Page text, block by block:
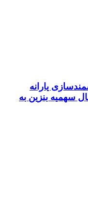
یارانه
سهمیه بنزین به